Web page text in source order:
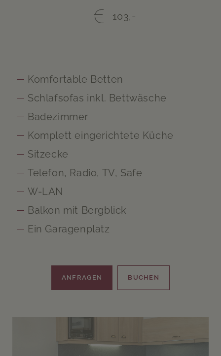
103,-
Komfortable Betten
Schlafsofas inkl. Bettwäsche
Badezimmer
Komplett eingerichtete Küche
Sitzecke
Telefon, Radio, TV, Safe
W-LAN
Balkon mit Bergblick
Ein Garagenplatz
ANFRAGEN BUCHEN